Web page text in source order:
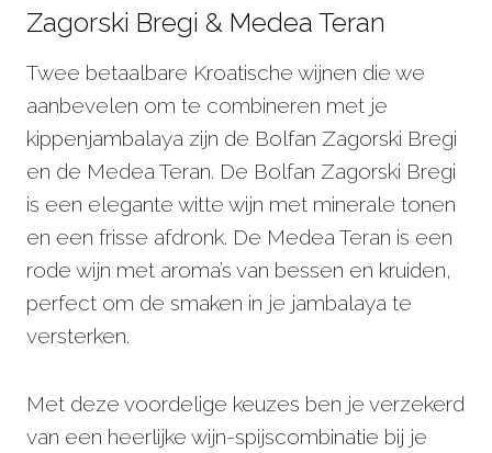
Zagorski Bregi & Medea Teran
Twee betaalbare Kroatische wijnen die we
aanbevelen om te combineren met je
kippenjambalaya zijn de Bolfan Zagorski Bregi
en de Medea Teran. De Bolfan Zagorski Bregi
is een elegante witte wijn met minerale tonen
en een frisse afdronk. De Medea Teran is een
rode wijn met aroma’s van bessen en kruiden,
perfect om de smaken in je jambalaya te
versterken.
Met deze voordelige keuzes ben je verzekerd
van een heerlijke wijn-spijscombinatie bij je